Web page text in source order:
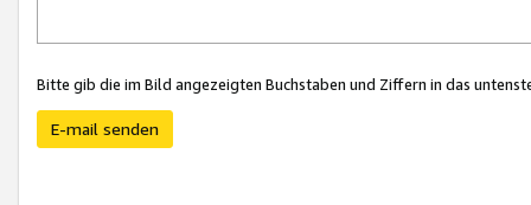
Bitte gib die im Bild angezeigten Buchstaben und Ziffern in das
E-mail senden